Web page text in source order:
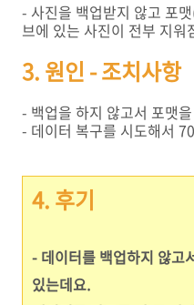
- 사진을 백업받지 않고 포
브에 있는 사진이 전부 지워
3. 원인 - 조치사항
- 백업을 하지 않고서 포맷
- 데이터 복구를 시도해서
4. 후기
- 데이터를 백업하지 않고
있는데요.